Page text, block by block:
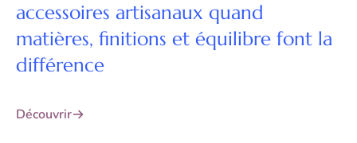
accessoires artisanaux quand
matières, finitions et équilibre font la
différence
Découvrir